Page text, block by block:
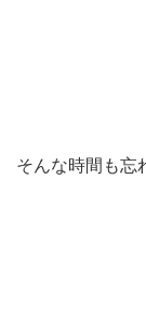
そんな時間も忘